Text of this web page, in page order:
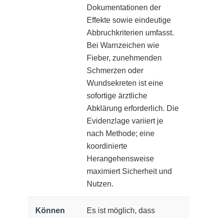
Dokumentationen der
Effekte sowie eindeutige
Abbruchkriterien umfasst.
Bei Warnzeichen wie
Fieber, zunehmenden
Schmerzen oder
Wundsekreten ist eine
sofortige ärztliche
Abklärung erforderlich. Die
Evidenzlage variiert je
nach Methode; eine
koordinierte
Herangehensweise
maximiert Sicherheit und
Nutzen.
Können
Es ist möglich, dass